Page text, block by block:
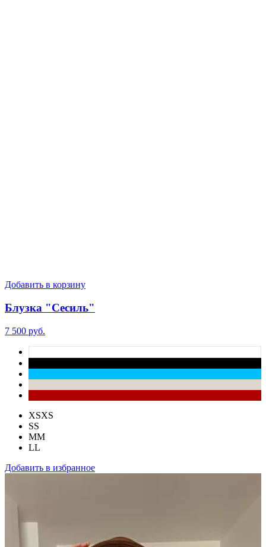
Добавить в корзину
Блузка "Сесиль"
7 500 руб.
XSXS
SS
MM
LL
Добавить в избранное